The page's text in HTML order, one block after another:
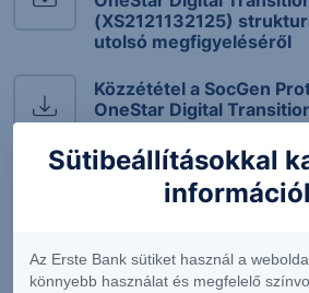
(XS2121132125)
utolsó megfigyeléséről
Közzététel a SocGen
OneStar Digital
(XS2121132125)
ötödik megfigyeléséről
Közzététel a SocGen
negyedik
Sütibeállításokkal
Az Erste Bank sütiket használ a
könnyebb használat és megfelelő